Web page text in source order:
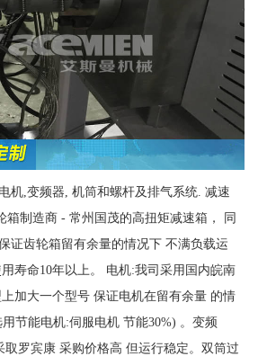
机,变频器, 机筒和螺杆及排气系统. 减速
箱制造商 - 常州国茂的高扭矩减速箱， 同
证齿轮箱留有余量的情况下 不满负载运
寿命10年以上。 电机:我司采用国内皖南
加大一个型号 保证电机在留有余量 的情
节能电机:伺服电机 节能30%) 。变频
罗宾康 采购价格高 但运行稳定。双筒过